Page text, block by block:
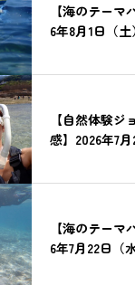
【海のテー
6年8月1日（土）
【自然体験
感】2026年7月
【海のテー
6年7月22日（水